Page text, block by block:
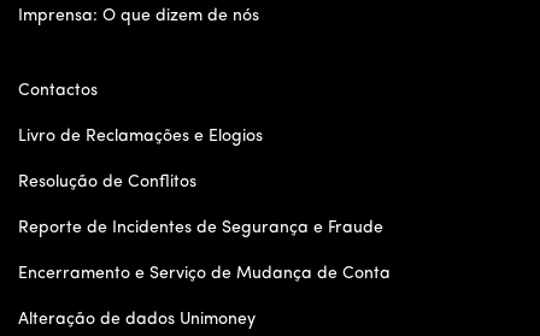
Imprensa: O que dizem de nós
Contactos
Livro de Reclamações e Elogios
Resolução de Conflitos
Reporte de Incidentes de Segurança e Fraude
Encerramento e Serviço de Mudança de Conta
Alteração de dados Unimoney